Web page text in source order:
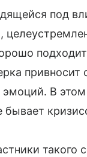
под
В
бывает